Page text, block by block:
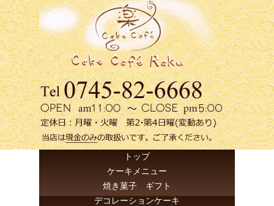
トップ
ケーキメニュー
焼き菓子 ギフト
デコレーションケーキ